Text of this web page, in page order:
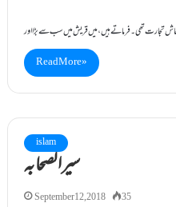
Read More »
islam
سیرالصحابہ
September 12, 2018 35